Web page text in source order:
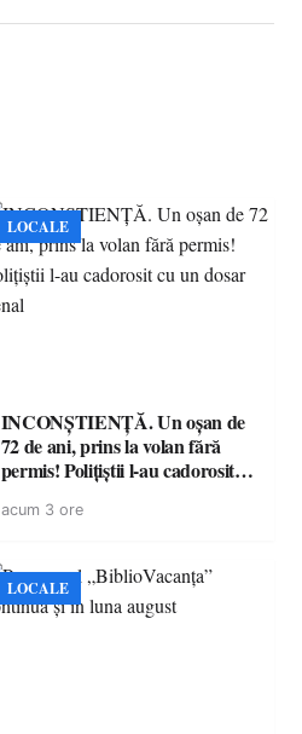
LOCALE
INCONȘTIENȚĂ. Un oșan de
72 de ani, prins la volan fără
permis! Polițiștii l-au cadorosit
acum 3 ore
LOCALE